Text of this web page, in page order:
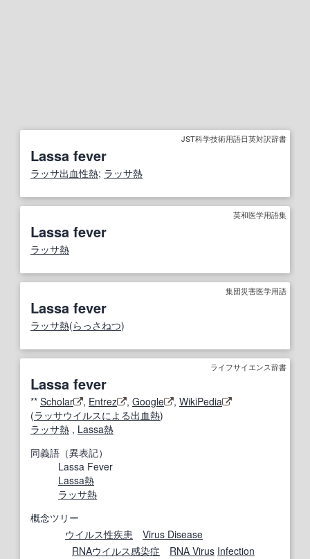
JST科学技術用語日英対訳辞書
Lassa fever
ラッサ出血性熱; ラッサ熱
英和医学用語集
Lassa fever
ラッサ熱
集団災害医学用語
Lassa fever
ラッサ熱(らっさねつ)
ライフサイエンス辞書
Lassa fever
** Scholar , Entrez , Google , WikiPedia
(ラッサウイルスによる出血熱)
ラッサ熱 , Lassa熱
同義語（異表記）
Lassa Fever
Lassa熱
ラッサ熱
概念ツリー
ウイルス性疾患
Virus Disease
RNAウイルス感染症 RNA Virus Infection